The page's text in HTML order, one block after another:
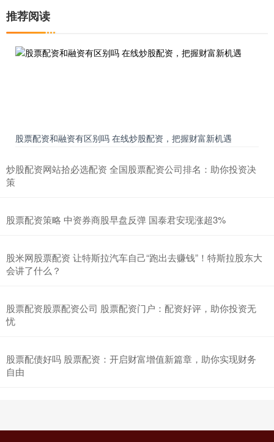
推荐阅读
股票配资和融资有区别吗 在线炒股配资，把握财富新机遇
炒股配资网站拾必选配资 全国股票配资公司排名：助你投资决
策
股票配资策略 中资券商股早盘反弹 国泰君安现涨超3%
股米网股票配资 让特斯拉汽车自己“跑出去赚钱”！特斯拉股东大
会讲了什么？
股票配资股票配资公司 股票配资门户：配资好评，助你投资无
忧
股票配债好吗 股票配资：开启财富增值新篇章，助你实现财务
自由